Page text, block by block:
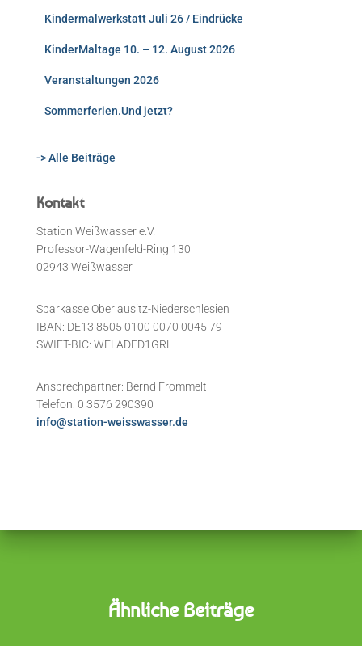
Kindermalwerkstatt Juli 26 / Eindrücke
KinderMaltage 10. – 12. August 2026
Veranstaltungen 2026
Sommerferien.Und jetzt?
-> Alle Beiträge
Kontakt
Station Weißwasser e.V.
Professor-Wagenfeld-Ring 130
02943 Weißwasser
Sparkasse Oberlausitz-Niederschlesien
IBAN: DE13 8505 0100 0070 0045 79
SWIFT-BIC: WELADED1GRL
Ansprechpartner: Bernd Frommelt
Telefon: 0 3576 290390
info@station-weisswasser.de
Ähnliche Beiträge